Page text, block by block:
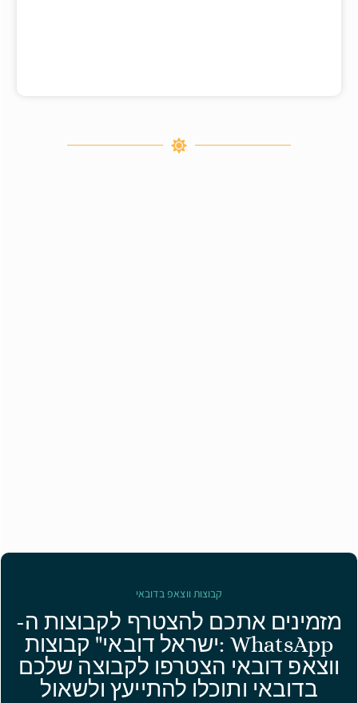
קבוצות ווצאפ בדובאי
מזמינים אתכם להצטרף לקבוצות ה-
WhatsApp :ישראל דובאי" קבוצות
ווצאפ דובאי הצטרפו לקבוצה שלכם
בדובאי ותוכלו להתייעץ ולשאול